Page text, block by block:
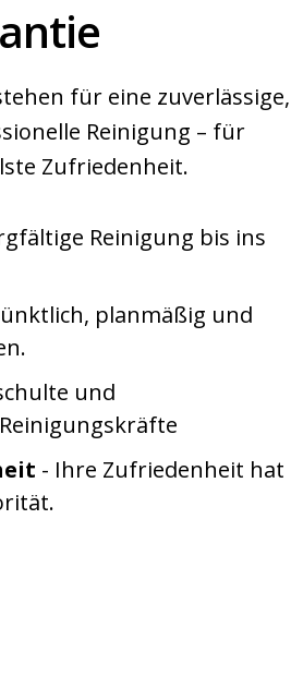
für eine zuverlässige,
Reinigung – für
Zufriedenheit.
Reinigung bis ins
planmäßig und
und
- Ihre Zufriedenheit hat